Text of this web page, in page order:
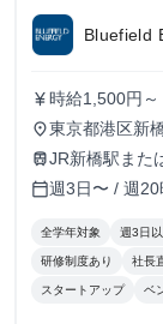
Bluefield
currency_yen 時給1,500円～
place東京都港区新
trainJR新橋駅また
calendar_today週3日〜 / 週20
全学年対象 週3日
研修制度あり 社長
スタートアップ ベ